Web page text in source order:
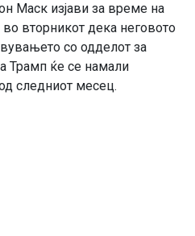
Маск изјави за време на
вторникот дека неговото
со одделот за
Трамп ќе се намали
следниот месец.